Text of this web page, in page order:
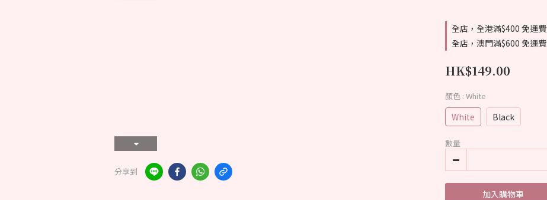
分享到
全店，全港滿$400 免運費
全店，澳門滿$600 免運費
HK$149.00
顏色 : White
White Black
數量
加入購物車